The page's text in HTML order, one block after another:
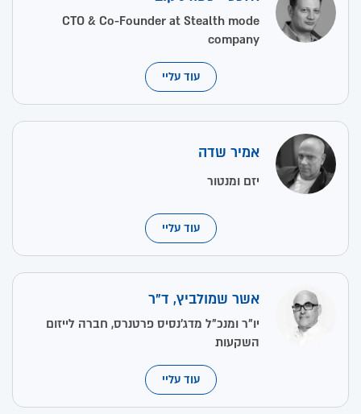
CTO & Co-Founder at Stealth mode
company
עוד עליי
אמיר שדה
יזם ומנטור
עוד עליי
אשר שמולביץ, ד"ר
יו"ר ומנכ"ל מדג'נסיס פרטנרס, חברה לייזום
השקעות
עוד עליי